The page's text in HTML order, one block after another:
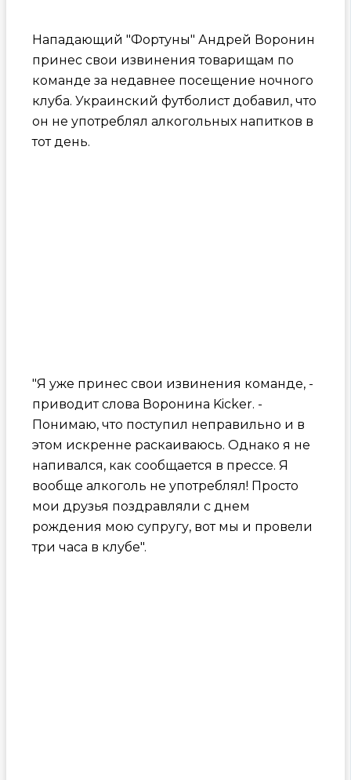
Нападающий "Фортуны" Андрей Воронин
принес свои извинения товарищам по
команде за недавнее посещение ночного
клуба. Украинский футболист добавил, что
он не употреблял алкогольных напитков в
тот день.
"Я уже принес свои извинения команде, -
приводит слова Воронина Kicker. -
Понимаю, что поступил неправильно и в
этом искренне раскаиваюсь. Однако я не
напивался, как сообщается в прессе. Я
вообще алкоголь не употреблял! Просто
мои друзья поздравляли с днем
рождения мою супругу, вот мы и провели
три часа в клубе".